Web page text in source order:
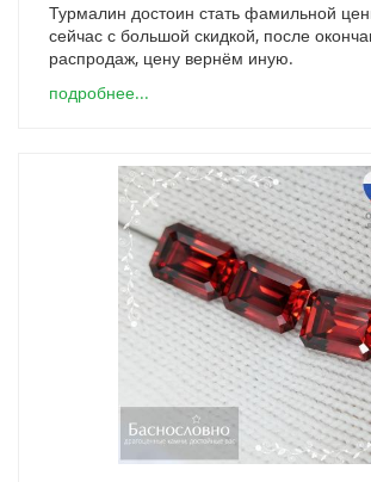
Турмалин достоин стать фамильной
сейчас с большой скидкой, после
распродаж, цену вернём иную.
подробнее...